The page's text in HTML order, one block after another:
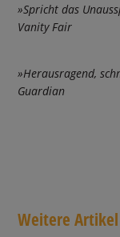
»Spricht das
Vanity Fair
»Herausragend,
Guardian
Weitere Artikel